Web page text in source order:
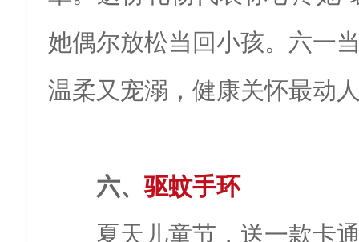
她偶尔放松当回小孩。六一
温柔又宠溺，健康关怀最动
六、驱蚊手环
夏天儿童节，送一款卡